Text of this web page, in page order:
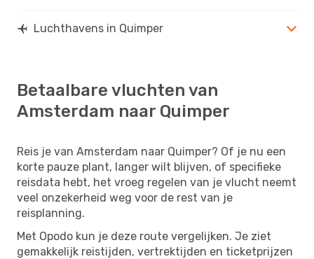
Luchthavens in Quimper
Betaalbare vluchten van
Amsterdam naar Quimper
Reis je van Amsterdam naar Quimper? Of je nu een
korte pauze plant, langer wilt blijven, of specifieke
reisdata hebt, het vroeg regelen van je vlucht neemt
veel onzekerheid weg voor de rest van je
reisplanning.
Met Opodo kun je deze route vergelijken. Je ziet
gemakkelijk reistijden, vertrektijden en ticketprijzen